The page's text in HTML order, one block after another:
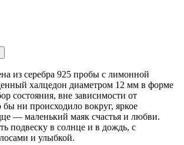
из серебра 925 пробы с лимонной
халцедон диаметром 12 мм в форме
состояния, вне зависимости от
бы ни происходило вокруг, яркое
— маленький маяк счастья и любви.
подвеску в солнце и в дождь, с
и улыбкой.